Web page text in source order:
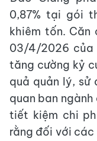
0,87% tại gói
khiêm tốn. Căn
03/4/2026 của
tăng cường kỷ
quả quản lý, sử
quan ban
tiết kiệm chi
rằng đối với